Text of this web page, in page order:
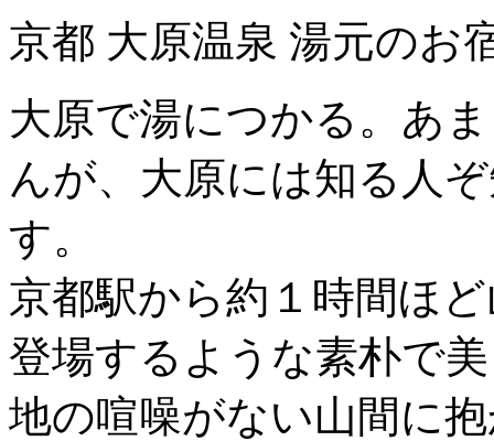
京都 大原温泉 湯元の
大原で湯につかる。あ
んが、大原には知る人
す。
京都駅から約１時間ほ
登場するような素朴で
地の喧噪がない山間に